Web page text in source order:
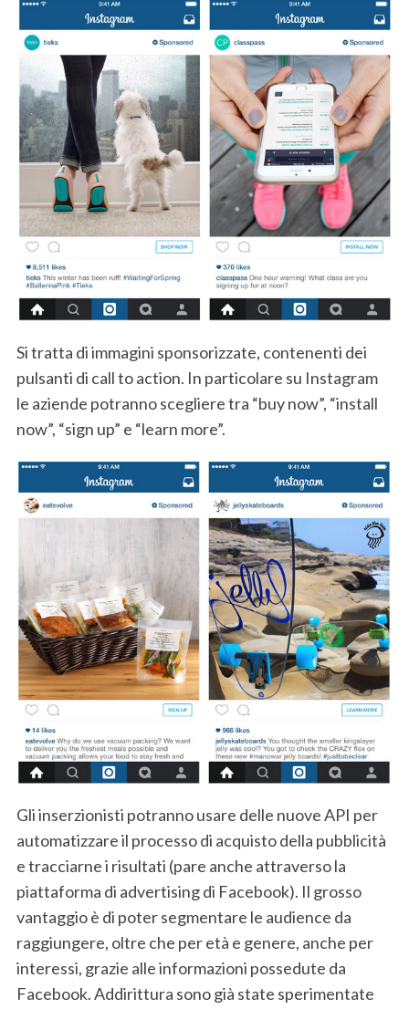
Si tratta di immagini sponsorizzate, contenenti dei
pulsanti di call to action. In particolare su Instagram
le aziende potranno scegliere tra “buy now”, “install
now”, “sign up” e “learn more”.
Gli inserzionisti potranno usare delle nuove API per
automatizzare il processo di acquisto della pubblicità
e tracciarne i risultati (pare anche attraverso la
piattaforma di advertising di Facebook). Il grosso
vantaggio è di poter segmentare le audience da
raggiungere, oltre che per età e genere, anche per
interessi, grazie alle informazioni possedute da
Facebook. Addirittura sono già state sperimentate
e
a
r